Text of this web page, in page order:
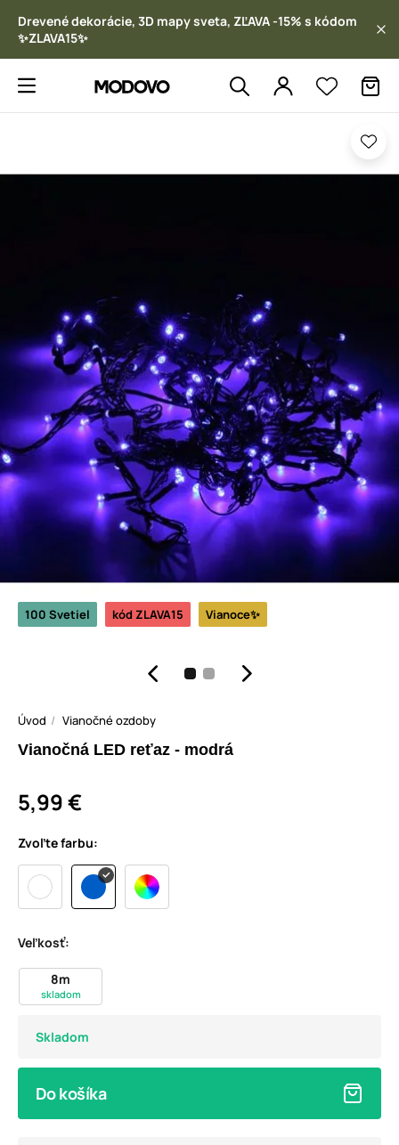
Drevené dekorácie, 3D mapy sveta, ZĽAVA -15% s kódom
✨ZLAVA15✨
100 Svetiel kód ZLAVA15 Vianoce✨
Úvod Vianočné ozdoby
Vianočná LED reťaz - modrá
5,99 €
Zvoľte farbu:
Veľkosť:
8m
skladom
Skladom
Do košíka